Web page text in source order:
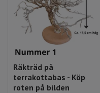
Räkträd på
terrakottabas - Köp
roten på bilden